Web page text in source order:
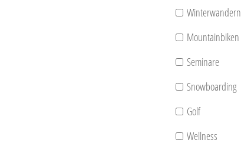
Winterwandern
Mountainbiken
Seminare
Snowboarding
Golf
Wellness